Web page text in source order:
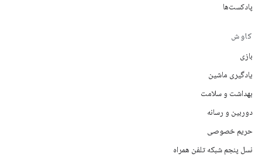
پادکست‌ها
کاوش
بازی
یادگیری ماشین
بهداشت و سلامت
دوربین و رسانه
حریم خصوصی
نسل پنجم شبکه تلفن همراه